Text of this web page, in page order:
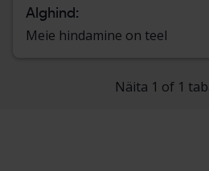
Alghind:
Meie hindamine on teel
Näita 1 of 1